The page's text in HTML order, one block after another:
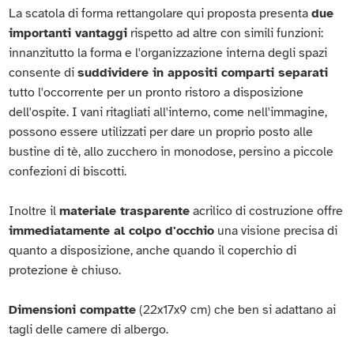
La scatola di forma rettangolare qui proposta presentadue
importanti vantaggi rispetto ad altre con simili funzioni:
innanzitutto la forma e l'organizzazione interna degli spazi
consente disuddividere in appositi comparti separati
tutto l'occorrente per un pronto ristoro a disposizione
dell'ospite. I vani ritagliati all'interno, come nell'immagine,
possono essere utilizzati per dare un proprio posto alle
bustine di tè, allo zucchero in monodose, persino a piccole
confezioni di biscotti.
Inoltre ilmateriale trasparente acrilico di costruzione offre
immediatamente al colpo d'occhio una visione precisa di
quanto a disposizione, anche quando il coperchio di
protezione è chiuso.
Dimensioni compatte (22x17x9 cm) che ben si adattano ai
tagli delle camere di albergo.